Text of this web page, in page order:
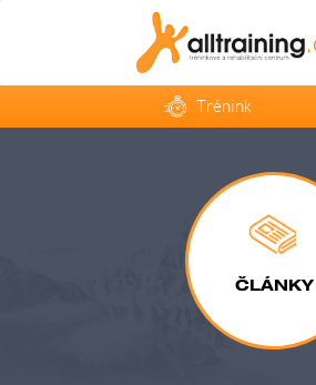
Trénink
ČLÁNKY